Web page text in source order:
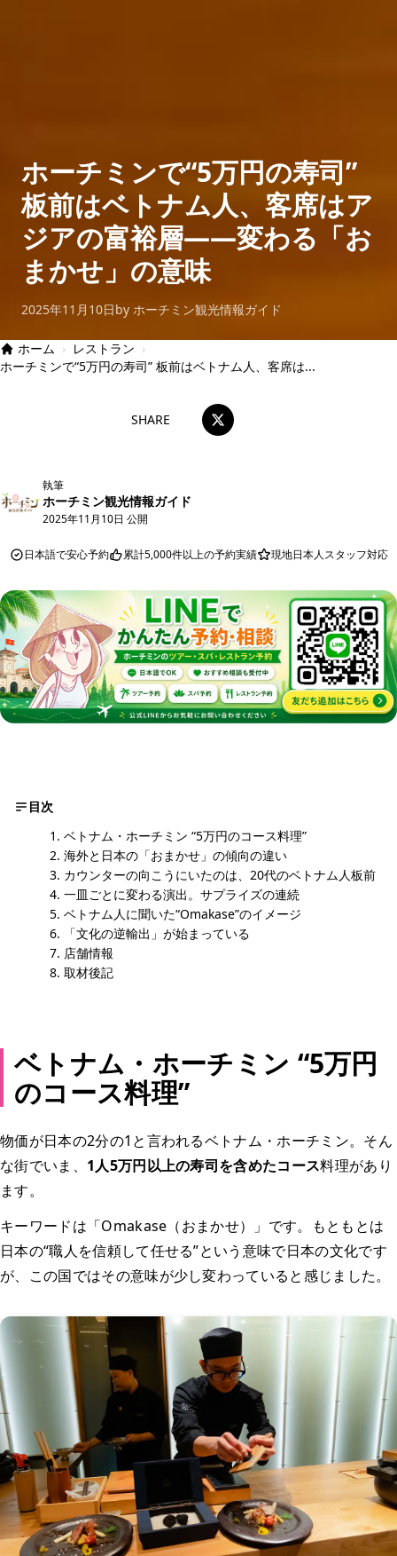
ホーチミンで“5万円の寿司”
板前はベトナム人、客席はア
ジアの富裕層——変わる「お
まかせ」の意味
2025年11月10日by ホーチミン観光情報ガイド
ホーム › レストラン ›
ホーチミンで“5万円の寿司” 板前はベトナム人、客席は...
SHARE
執筆
ホーチミン観光情報ガイド
2025年11月10日 公開
日本語で安心予約 累計5,000件以上の予約実績 現地日本人スタッフ対応
目次
ベトナム・ホーチミン “5万円のコース料理”
海外と日本の「おまかせ」の傾向の違い
カウンターの向こうにいたのは、20代のベトナム人板前
一皿ごとに変わる演出。サプライズの連続
ベトナム人に聞いた“Omakase”のイメージ
「文化の逆輸出」が始まっている
店舗情報
取材後記
ベトナム・ホーチミン “5万円
のコース料理”
物価が日本の2分の1と言われるベトナム・ホーチミン。そん
な街でいま、 1人5万円以上の寿司を含めたコース料理があり
ます。
キーワードは「Omakase（おまかせ）」です。もともとは
日本の“職人を信頼して任せる”という意味で日本の文化です
が、この国ではその意味が少し変わっていると感じました。